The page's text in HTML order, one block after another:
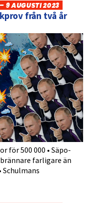
9 AUGUSTI 2023
från två år
för 500 000 • Säpo-
farligare än
Schulmans